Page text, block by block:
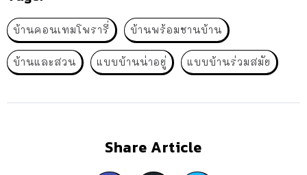
บ้านคอนเทมโพรารี่ บ้านพร้อมชานบ้าน
บ้านและสวน แบบบ้านน่าอยู่ แบบบ้านร่วมสมัย
Share Article